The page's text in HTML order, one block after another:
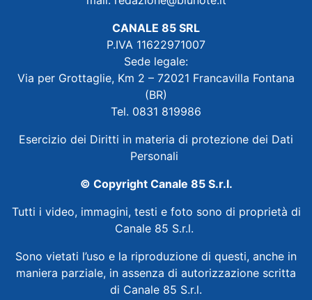
CANALE 85 SRL
P.IVA 11622971007
Sede legale:
Via per Grottaglie, Km 2 – 72021 Francavilla Fontana
(BR)
Tel. 0831 819986
Esercizio dei Diritti in materia di protezione dei Dati
Personali
© Copyright Canale 85 S.r.l.
Tutti i video, immagini, testi e foto sono di proprietà di
Canale 85 S.r.l.
Sono vietati l’uso e la riproduzione di questi, anche in
maniera parziale, in assenza di autorizzazione scritta
di Canale 85 S.r.l.